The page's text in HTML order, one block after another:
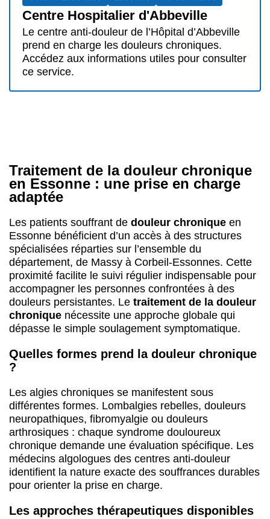
Traitement de la douleur chronique
en Essonne : une prise en charge
adaptée
accompagner les personnes confrontées à des
douleurs persistantes. Le traitement de la douleur
chroniquenécessite une approche globale qui
dépasse le simple soulagement symptomatique.
Quelles formes prend la douleur chronique
?
Les algies chroniques se manifestent sous
différentes formes. Lombalgies rebelles, douleurs
neuropathiques, fibromyalgie ou douleurs
arthrosiques : chaque syndrome douloureux
chronique demande une évaluation spécifique. Les
médecins algologues des centres anti-douleur
identifient la nature exacte des souffrances durables
pour orienter la prise en charge.
Les approches thérapeutiques disponibles
Les structures de la région Île-de-France,
notamment dans l’Essonne, proposent une gamme
variée de modalités thérapeutiques :
Traitements médicamenteux adaptés
(antalgiques, anesthésiques locaux)
Techniques interventionnelles comme les
infiltrations ou la neurostimulation